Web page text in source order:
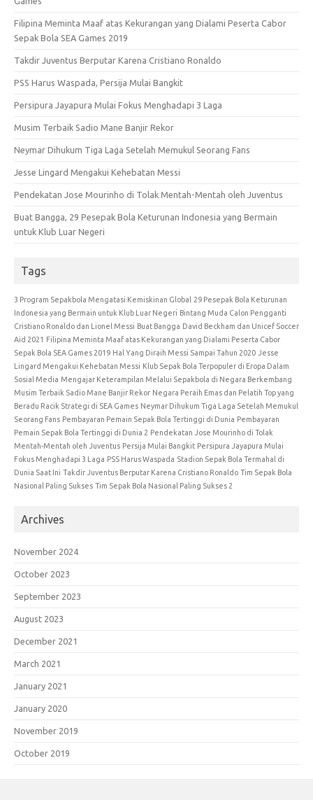
Filipina Meminta Maaf atas Kekurangan yang Dialami Peserta Cabor
Sepak Bola SEA Games 2019
Takdir Juventus Berputar Karena Cristiano Ronaldo
PSS Harus Waspada, Persija Mulai Bangkit
Persipura Jayapura Mulai Fokus Menghadapi 3 Laga
Musim Terbaik Sadio Mane Banjir Rekor
Neymar Dihukum Tiga Laga Setelah Memukul Seorang Fans
Jesse Lingard Mengakui Kehebatan Messi
Pendekatan Jose Mourinho di Tolak Mentah-Mentah oleh Juventus
Buat Bangga, 29 Pesepak Bola Keturunan Indonesia yang Bermain
untuk Klub Luar Negeri
Tags
3 Program Sepakbola Mengatasi Kemiskinan Global 29 Pesepak Bola Keturunan
Indonesia yang Bermain untuk Klub Luar Negeri Bintang Muda Calon Pengganti
Cristiano Ronaldo dan Lionel Messi Buat Bangga David Beckham dan Unicef Soccer
Aid 2021 Filipina Meminta Maaf atas Kekurangan yang Dialami Peserta Cabor
Sepak Bola SEA Games 2019 Hal Yang Diraih Messi Sampai Tahun 2020 Jesse
Lingard Mengakui Kehebatan Messi Klub Sepak Bola Terpopuler di Eropa Dalam
Sosial Media Mengajar Keterampilan Melalui Sepakbola di Negara Berkembang
Musim Terbaik Sadio Mane Banjir Rekor Negara Peraih Emas dan Pelatih Top yang
Beradu Racik Strategi di SEA Games Neymar Dihukum Tiga Laga Setelah Memukul
Seorang Fans Pembayaran Pemain Sepak Bola Tertinggi di Dunia Pembayaran
Pemain Sepak Bola Tertinggi di Dunia 2 Pendekatan Jose Mourinho di Tolak
Mentah-Mentah oleh Juventus Persija Mulai Bangkit Persipura Jayapura Mulai
Fokus Menghadapi 3 Laga PSS Harus Waspada Stadion Sepak Bola Termahal di
Dunia Saat Ini Takdir Juventus Berputar Karena Cristiano Ronaldo Tim Sepak Bola
Nasional Paling Sukses Tim Sepak Bola Nasional Paling Sukses 2
Archives
November 2024
October 2023
September 2023
August 2023
December 2021
March 2021
January 2021
January 2020
November 2019
October 2019